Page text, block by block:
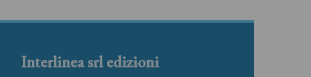
Interlinea srl edizioni